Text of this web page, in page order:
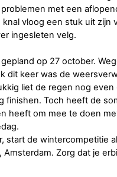
met een
vloog een stuk uit zijn
ingesleten velg.
op 27 october.
dit keer was de
liet de regen nog
finishen. Toch heeft de
heeft om mee te doen
start de wintercompetitie
Zorg dat je